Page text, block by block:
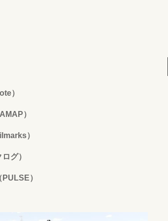
）
）
）
グ）
）